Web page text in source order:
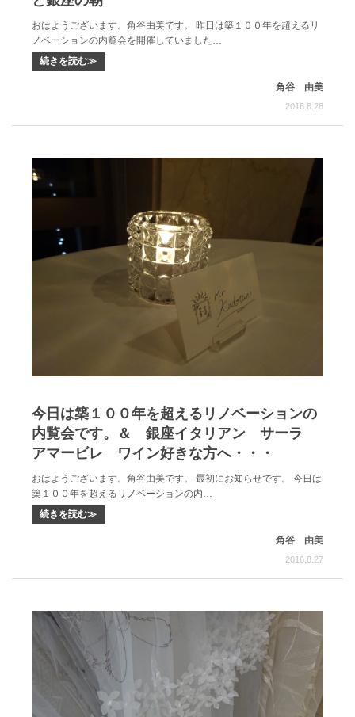
おはようございます。角谷由美です。 昨日は築１００年を超えるリ
ノベーションの内覧会を開催していました…
続きを読む≫
角谷 由美
2016.8.28
今日は築１００年を超えるリノベーションの
内覧会です。＆ 銀座イタリアン サーラ
アマービレ ワイン好きな方へ・・・
おはようございます。角谷由美です。 最初にお知らせです。 今日は
築１００年を超えるリノベーションの内…
続きを読む≫
角谷 由美
2016.8.27